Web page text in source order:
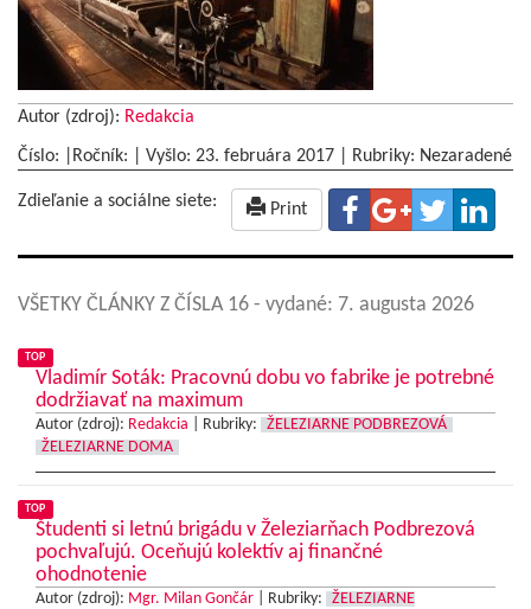
Autor (zdroj): Redakcia
Číslo: |Ročník: | Vyšlo: 23. februára 2017 Rubriky: Nezaradené
Zdieľanie a sociálne siete: Print
VŠETKY ČLÁNKY Z ČÍSLA 16 - vydané: 7. augusta 2026
TOP
Vladimír Soták: Pracovnú dobu vo fabrike je potrebné
dodržiavať na maximum
Autor (zdroj): Redakcia Rubriky:
ŽELEZIARNE PODBREZOVÁ
ŽELEZIARNE DOMA
TOP
Študenti si letnú brigádu v Železiarňach Podbrezová
pochvaľujú. Oceňujú kolektív aj finančné
ohodnotenie
Autor (zdroj): Mgr. Milan Gončár Rubriky:
ŽELEZIARNE